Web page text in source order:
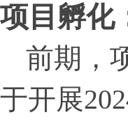
项目孵化
前期，
于开展